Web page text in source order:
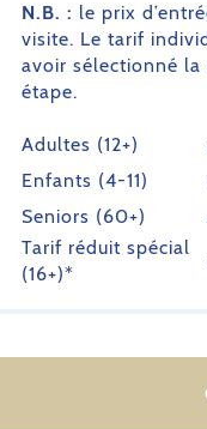
N.B. : le prix
visite. Le tarif
avoir sélectionné
étape.
Adultes (12+)
Enfants (4-11)
Seniors (60+)
Tarif réduit spécial
(16+)*